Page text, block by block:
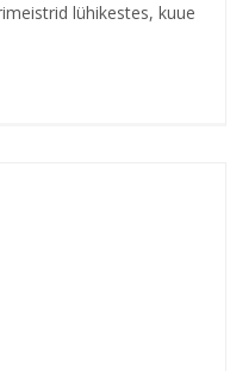
lühikestes, kuue